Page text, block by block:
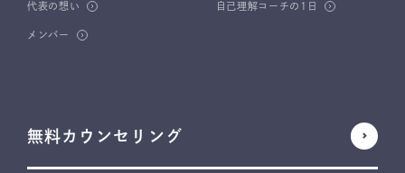
代表の想い
メンバー
自己理解コーチの1日
無料カウンセリング